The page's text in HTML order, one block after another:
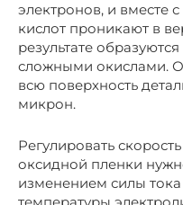
электронов, и вместе
кислот проникают в
результате
сложными окислами.
всю поверхность
микрон.
Регулировать
оксидной пленки
изменением силы